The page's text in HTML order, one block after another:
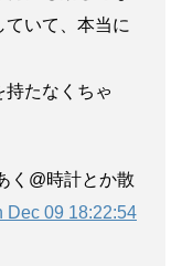
いて、本当に
持たなくちゃ
く@時計とか散
Dec 09 18:22:54